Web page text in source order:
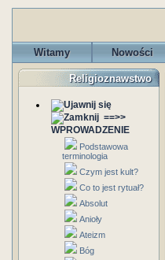
Witamy Nowości
Religioznawstwo
==>>
WPROWADZENIE
Podstawowa
terminologia
Czym jest kult?
Co to jest rytuał?
Absolut
Anioły
Ateizm
Bóg